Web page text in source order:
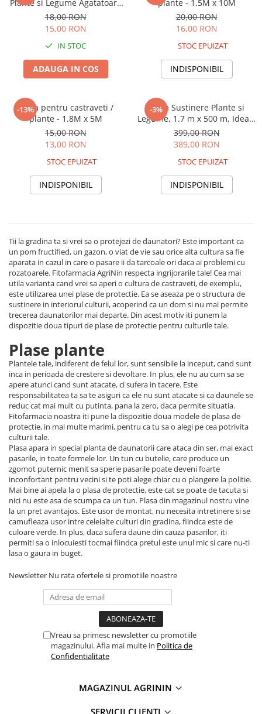
Seminte salata
Seminte sfecla
Seminte telina
Seminte varza
Seminte Vinete
Verdeturi
Seminte Legume Profesionale
Seminte pentru germinare
Seminte trifoi
Pesticide
Adjuvant
Diverse
Erbicid
Fungicid
Insecticid
Tratamente repaus vegetativ
Ingrasaminte plante
Ingrasaminte plante
Ingrasaminte plante - CUTIE / KG
Ingrasaminte plante - ECOLOGICE
Ingrasaminte plante - FLORI
Ingrasaminte plante - FLORI - GEL
Casa, Gradina
Accesorii agricole
Accesorii gard electric
Accesorii irigat
Araci/ Suporti plante
Candele / Rezerve / Lumanari
Carabine/ carlige
Diverse casa si gradina
Fir/Ata de legat
Furtun / banda / tub
Motofierastrau / Drujba
Plante si Legume Agatatoare
1.7 x 5m, Plasa Sustinere
Castraveti si Fasole
18,00 RON
15,00 RON
IN STOC
ADAUGA IN COS
plante - 1.5M x 10M
20,00 RON
16,00 RON
STOC EPUIZAT
INDISPONIBIL
-13%
Plasa pentru castraveti /
plante - 1.8M x 5M
15,00 RON
13,00 RON
STOC EPUIZAT
INDISPONIBIL
-3%
Plasa Sustinere Plante si
Legume, 1.7 m x 500 m, Ideala
pentru Castraveti, Mazare si
Fasole
399,00 RON
389,00 RON
STOC EPUIZAT
INDISPONIBIL
Tii la gradina ta si vrei sa o protejezi de daunatori? Este important ca
un pom fructified, un gazon, o viat de vie sau orice alta cultura sa fie
aparata in cazul in care o pasare ii da tarcoale ori daca ai problemi cu
rozatoarele. Fitofarmacia AgriNin respecta ingrijorarile tale! Cea mai
utila varianta cand vrei sa aperi o cultura de castraveti, de exemplu,
este utilizarea unei plase de protectie. Ea se aseaza pe o structura de
sustinere in interiorul culturii, acoperind ca un dom si nu mai permite
trecerea daunatorilor mai departe. Din acest motiv iti punem la
dispozitie doua tipuri de plase de protectie pentru culturile tale.
Plase plante
Plantele tale, indiferent de felul lor, sunt sensibile la inceput, cand sunt
inca in perioada de crestere si devoltare. In plus, ele nu au cum sa se
apere atunci cand sunt atacate, ci sufera in tacere. Este
responsabilitatea ta sa te asiguri ca ele nu sunt atacate si ca daunele se
reduc cat mai mult cu putinta, pana la zero, daca permite situatia.
Fitofarmacia noastra iti pune la dispozitie doua modele de plasa de
protectie, in mai multe marimi, pentru ca tu sa o alegi pe cea potrivita
culturii tale.
Plasa apara in special planta de daunatorii care ataca din ser, mai exact
pasarile, in toate formele lor. Un tun cu butelie, care produce un
zgomot puternic menit sa sperie pasarile poate deveni foarte
inconfortant pentru vecini si te poti alege chiar cu o plangere la politie.
Mai bine ai apela la o plasa de protectie, este cat se poate de tacuta si
nici nu este asa de scumpa ca un tun. Plasa din magazinul nostru vine
la un pret avantajos. Este usor de montat, nu necesita intretinere si se
camufleaza usor intre celelalte culturi din gradina, fiindca este de
culoare verde. In plus, daca sufera daune din cauza pasarilor, iti
permiti sa o inlocuiesti tocmai fiindca pretul este unul mic si care nu-ti
lasa o gaura in buget.
Newsletter Nu rata ofertele si promotiile noastre
Vreau sa primesc newsletter cu promotiile
magazinului. Afla mai multe in Politica de
Confidentialitate
MAGAZINUL AGRININ
SERVICII CLIENTI